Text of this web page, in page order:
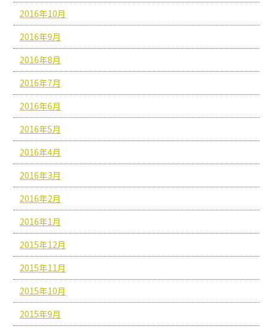
2016年10月
2016年9月
2016年8月
2016年7月
2016年6月
2016年5月
2016年4月
2016年3月
2016年2月
2016年1月
2015年12月
2015年11月
2015年10月
2015年9月